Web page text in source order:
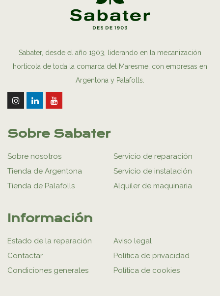
Sabater, desde el año 1903, liderando en la mecanización
hortícola de toda la comarca del Maresme, con empresas en
Argentona y Palafolls.
Sobre Sabater
Sobre nosotros
Tienda de Argentona
Tienda de Palafolls
Servicio de reparación
Servicio de instalación
Alquiler de maquinaria
Información
Estado de la reparación
Contactar
Condiciones generales
Aviso legal
Política de privacidad
Política de cookies